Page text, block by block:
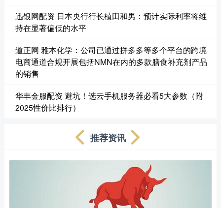
迅银网配资 日本央行行长植田和男：预计实际利率将维
持在显著偏低的水平
道正网 雅本化学：公司已通过拼多多等多个平台的跨境
电商通道合规开展包括NMN在内的多款膳食补充剂产品
的销售
华丰金服配资 避坑！选云手机服务器必看5大参数（附
2025性价比排行）
推荐资讯